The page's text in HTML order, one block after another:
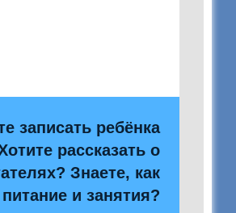
записать ребёнка
рассказать о
Знаете, как
и занятия?